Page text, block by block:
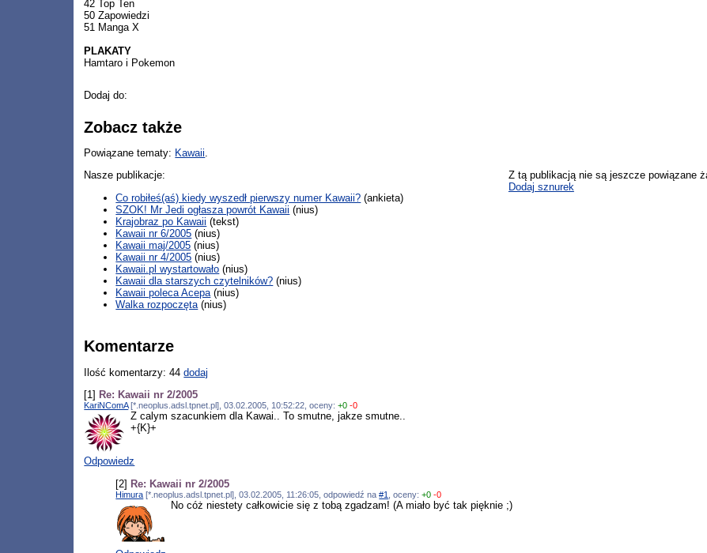
42 Top Ten
50 Zapowiedzi
51 Manga X
PLAKATY
Hamtaro i Pokemon
Dodaj do:
Zobacz także
Powiązane tematy: Kawaii
Nasze publikacje:
Co robiłeś(aś) kiedy wyszedł pierwszy numer Kawaii? (ankieta)
SZOK! Mr Jedi ogłasza powrót Kawaii (nius)
Krajobraz po Kawaii (tekst)
Kawaii nr 6/2005 (nius)
Kawaii maj/2005 (nius)
Kawaii nr 4/2005 (nius)
Kawaii.pl wystartowało (nius)
Kawaii dla starszych czytelników? (nius)
Kawaii poleca Acepa (nius)
Walka rozpoczęta (nius)
Z tą publikacją nie są jeszcze powiązane
Dodaj sznurek
Komentarze
Ilość komentarzy: 44dodaj
[1] Re: Kawaii nr 2/2005
KariNComA[*.neoplus.adsl.tpnet.pl], 03.02.2005, 10:52:22, oceny:+0 -0
Z calym szacunkiem dla Kawai.. To smutne, jakze smutne..
+{K}+
Odpowiedz
[2] Re: Kawaii nr 2/2005
Himura [*.neoplus.adsl.tpnet.pl], 03.02.2005, 11:26:05, odpowiedź na#1 , oceny:+0 -0
No cóż niestety całkowicie się z tobą zgadzam! (A miało być tak pięknie ;)